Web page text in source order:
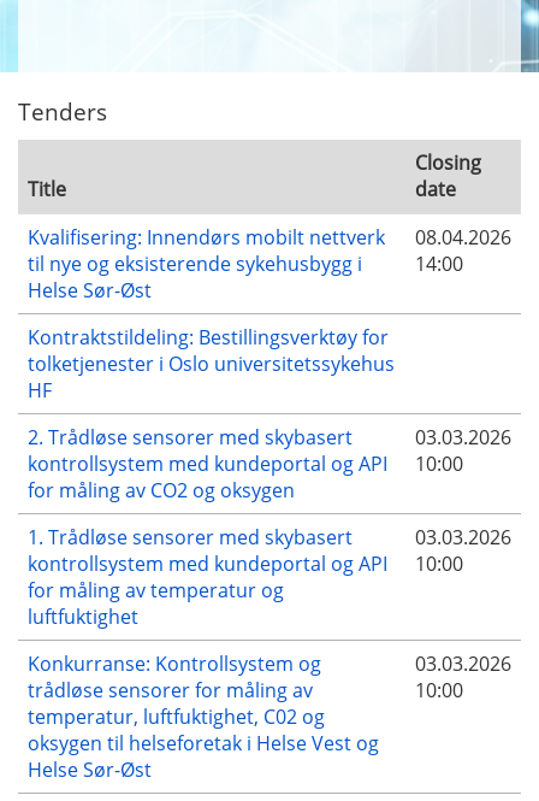
Tenders
Title
Closing
date
Kvalifisering: Innendørs mobilt nettverk
til nye og eksisterende sykehusbygg i
Helse Sør-Øst
08.04.2026
14:00
Kontraktstildeling: Bestillingsverktøy for
tolketjenester i Oslo universitetssykehus
HF
2. Trådløse sensorer med skybasert
kontrollsystem med kundeportal og API
for måling av CO2 og oksygen
03.03.2026
10:00
1. Trådløse sensorer med skybasert
kontrollsystem med kundeportal og API
for måling av temperatur og
luftfuktighet
03.03.2026
10:00
Konkurranse: Kontrollsystem og
trådløse sensorer for måling av
temperatur, luftfuktighet, C02 og
oksygen til helseforetak i Helse Vest og
Helse Sør-Øst
03.03.2026
10:00